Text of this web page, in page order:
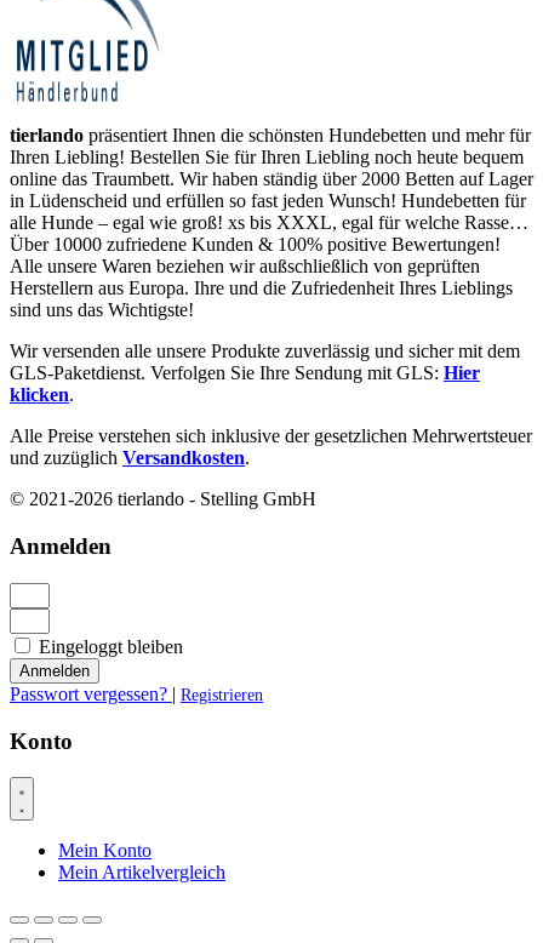
tierlando präsentiert Ihnen die schönsten Hundebetten und mehr für
Ihren Liebling! Bestellen Sie für Ihren Liebling noch heute bequem
online das Traumbett. Wir haben ständig über 2000 Betten auf Lager
in Lüdenscheid und erfüllen so fast jeden Wunsch! Hundebetten für
alle Hunde – egal wie groß! xs bis XXXL, egal für welche Rasse…
Über 10000 zufriedene Kunden & 100% positive Bewertungen!
Alle unsere Waren beziehen wir außschließlich von geprüften
Herstellern aus Europa. Ihre und die Zufriedenheit Ihres Lieblings
sind uns das Wichtigste!
Wir versenden alle unsere Produkte zuverlässig und sicher mit dem
GLS-Paketdienst. Verfolgen Sie Ihre Sendung mit GLS: Hier
klicken.
Alle Preise verstehen sich inklusive der gesetzlichen Mehrwertsteuer
und zuzüglich Versandkosten.
© 2021-2026 tierlando - Stelling GmbH
Anmelden
Eingeloggt bleiben
Anmelden
Passwort vergessen? | Registrieren
Konto
Mein Konto
Mein Artikelvergleich